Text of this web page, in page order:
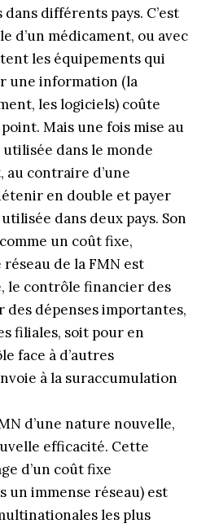
différents pays. C’est
d’un médicament, ou avec
les équipements qui
une information (la
les logiciels) coûte
Mais une fois mise au
dans le monde
contraire d’une
en double et payer
dans deux pays. Son
un coût fixe,
de la FMN est
le contrôle financier des
des dépenses importantes,
filiales, soit pour en
face à d’autres
à la suraccumulation
d’une nature nouvelle,
efficacité. Cette
d’un coût fixe
un immense réseau) est
les plus